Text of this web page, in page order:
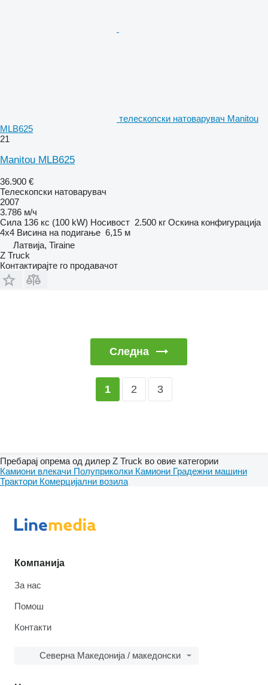
телескопски натоварувач Manitou
MLB625
21
Manitou MLB625
36.900 €
Телескопски натоварувач
2007
3.786 м/ч
Сила 136 кс (100 kW) Носивост 2.500 кг Оскина конфигурација
4x4 Висина на подигање 6,15 м
Латвија, Tiraine
Z Truck
Контактирајте го продавачот
Следна
1 2 3
Пребарај опрема од дилер Z Truck во овие категории
Камиони влекачи Полуприколки Камиони Градежни машини
Трактори Комерцијални возила
Компанија
За нас
Помош
Контакти
Северна Македонија / македонски